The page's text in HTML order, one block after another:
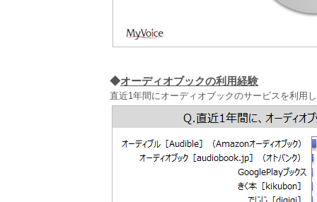
◆オーディオブックの利用経験
直近1年間にオーディオブックのサービスを利用